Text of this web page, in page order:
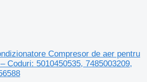
Compresor de aer pentru
Coduri: 5010450535, 7485003209,